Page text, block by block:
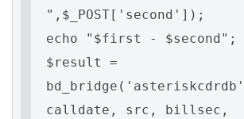
",$_POST['second']);
echo "$first - $second";
$result =
calldate, src, billsec,